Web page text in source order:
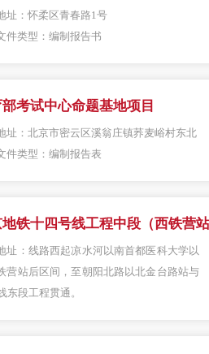
址： 怀柔区青春路1号
件类型： 编制报告书
考试中心命题基地项目
址： 北京市密云区溪翁庄镇荞麦峪村东北
件类型： 编制报告表
铁十四号线工程中段（西铁营
址： 线路西起凉水河以南首都医科大学以
营站后区间，至朝阳北路以北金台路站与
东段工程贯通。